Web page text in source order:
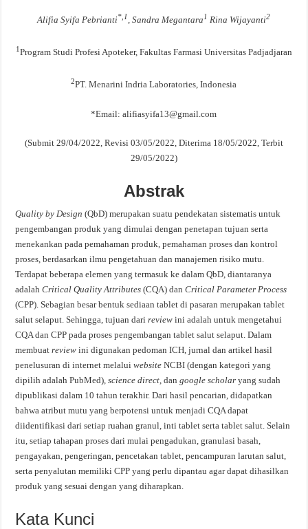
Alifia Syifa Pebrianti*,1 , Sandra Megantara1 Rina Wijayanti2
1Program Studi Profesi Apoteker, Fakultas Farmasi Universitas Padjadjaran
2PT. Menarini Indria Laboratories, Indonesia
*Email:alifiasyifa13@gmail.com
(Submit 29/04/2022, Revisi 03/05/2022, Diterima 18/05/2022, Terbit
29/05/2022)
Abstrak
Quality by Design (QbD) merupakan suatu pendekatan sistematis untuk
pengembangan produk yang dimulai dengan penetapan tujuan serta
menekankan pada pemahaman produk, pemahaman proses dan kontrol
proses, berdasarkan ilmu pengetahuan dan manajemen risiko mutu.
Terdapat beberapa elemen yang termasuk ke dalam QbD, diantaranya
adalahCritical Quality Attributes (CQA) danCritical Parameter Process
(CPP). Sebagian besar bentuk sediaan tablet di pasaran merupakan tablet
salut selaput. Sehingga, tujuan darireview ini adalah untuk mengetahui
CQA dan CPP pada proses pengembangan tablet salut selaput. Dalam
membuatreview ini digunakan pedoman ICH, jurnal dan artikel hasil
penelusuran di internet melaluiwebsite NCBI (dengan kategori yang
dipilih adalah PubMed),science direct , dangoogle scholar yang sudah
dipublikasi dalam 10 tahun terakhir. Dari hasil pencarian, didapatkan
bahwa atribut mutu yang berpotensi untuk menjadi CQA dapat
diidentifikasi dari setiap ruahan granul, inti tablet serta tablet salut. Selain
itu, setiap tahapan proses dari mulai pengadukan, granulasi basah,
pengayakan, pengeringan, pencetakan tablet, pencampuran larutan salut,
serta penyalutan memiliki CPP yang perlu dipantau agar dapat dihasilkan
produk yang sesuai dengan yang diharapkan.
Kata Kunci